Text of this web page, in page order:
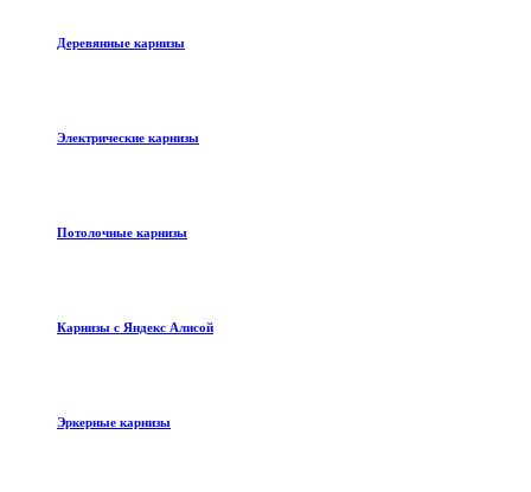
Деревянные карнизы
Электрические карнизы
Потолочные карнизы
Карнизы с Яндекс Алисой
Эркерные карнизы